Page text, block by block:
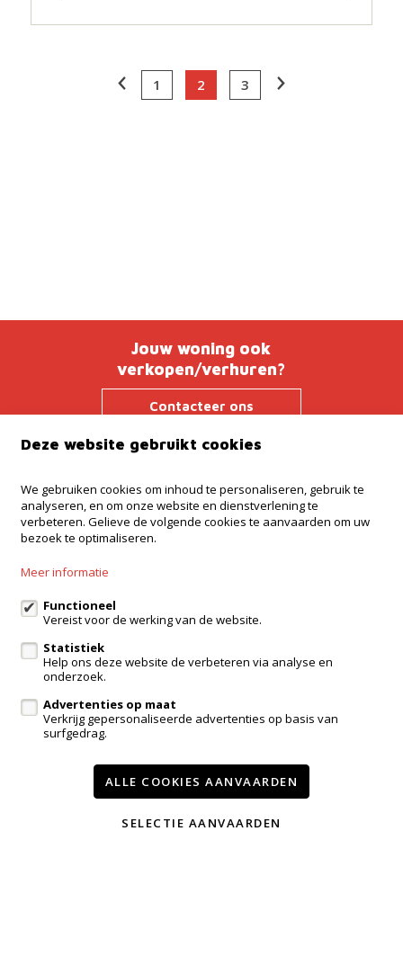
1 2 3
Jouw woning ook
verkopen/verhuren?
Contacteer ons
Kantoor Ninove
Onderwijslaan 45, 9400 Ninove
Kantoor Dilbeek
Kantoor Kampenhout
Zeypestraat 52B, Kampenhout
eigenaarslogin
Te koop Te huur Referenties
Onze diensten
Wijzig cookie voorkeuren
privacy powered by Whise
Deze website gebruikt cookies
We gebruiken cookies om inhoud te personaliseren, gebruik te
analyseren, en om onze website en dienstverlening te
verbeteren. Gelieve de volgende cookies te aanvaarden om uw
bezoek te optimaliseren.
Meer informatie
Functioneel
Vereist voor de werking van de website.
Statistiek
Help ons deze website de verbeteren via analyse en
onderzoek.
Advertenties op maat
Verkrijg gepersonaliseerde advertenties op basis van
surfgedrag.
ALLE COOKIES AANVAARDEN
SELECTIE AANVAARDEN